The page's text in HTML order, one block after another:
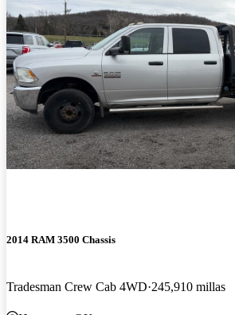
2014 RAM 3500 Chassis
Tradesman Crew Cab 4WD 245,910 millas